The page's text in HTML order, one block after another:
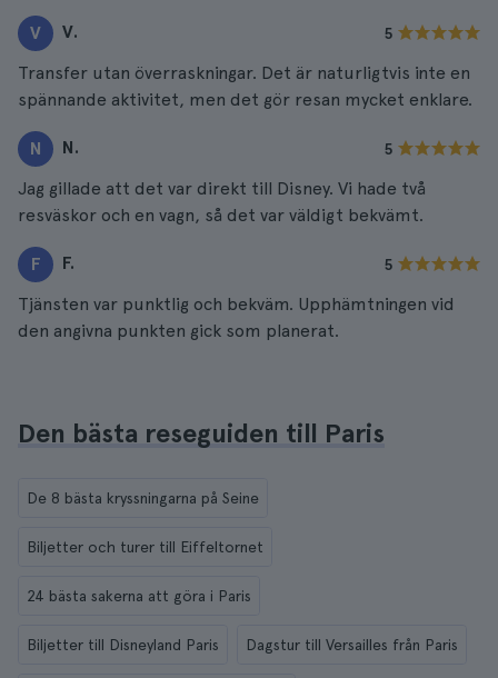
V V. 5
Transfer utan överraskningar. Det är naturligtvis inte en
spännande aktivitet, men det gör resan mycket enklare.
N N. 5
Jag gillade att det var direkt till Disney. Vi hade två
resväskor och en vagn, så det var väldigt bekvämt.
F F. 5
Tjänsten var punktlig och bekväm. Upphämtningen vid
den angivna punkten gick som planerat.
Den bästa reseguiden till Paris
De 8 bästa kryssningarna på Seine
Biljetter och turer till Eiffeltornet
24 bästa sakerna att göra i Paris
Biljetter till Disneyland Paris Dagstur till Versailles från Paris